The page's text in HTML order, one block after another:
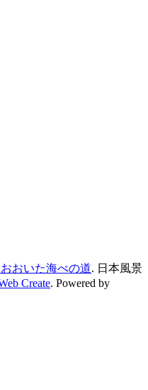
おいた海べの道. 日本風景
Create. Powered by